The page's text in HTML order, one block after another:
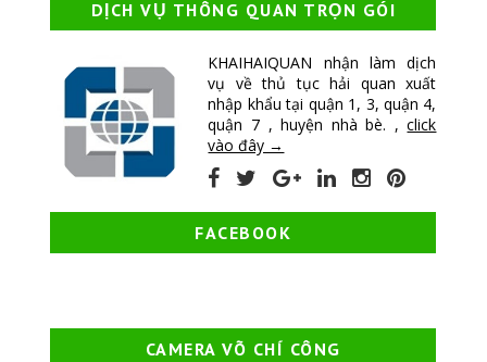
DỊCH VỤ THÔNG QUAN TRỌN GÓI
KHAIHAIQUAN nhận làm dịch
vụ về thủ tục hải quan xuất
nhập khẩu tại quận 1, 3, quận 4,
quận 7 , huyện nhà bè. ,click
vào đây →
FACEBOOK
CAMERA VÕ CHÍ CÔNG